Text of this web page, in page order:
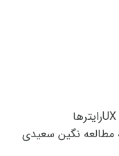
نگین سعیدی